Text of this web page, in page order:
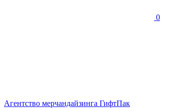
0
Агентство мерчандайзинга ГифтПак